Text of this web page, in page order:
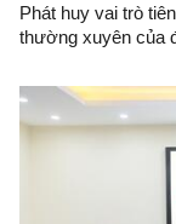
Phát huy vai trò
thường xuyên của